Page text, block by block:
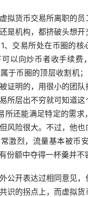
货币交易所离职的员
是机构，都挤破头想
、交易所处在币圈的核
以向炒币者收手续费
于币圈的顶层收割机
证明的，用很小的团
所层出不穷就可知道这
所还能满足特定的需求
风险很大。不过，他也
激烈，流量基本被币
份额中夺得一杯羹并不
开表达过相同意见，
识的拐点上，而虚拟